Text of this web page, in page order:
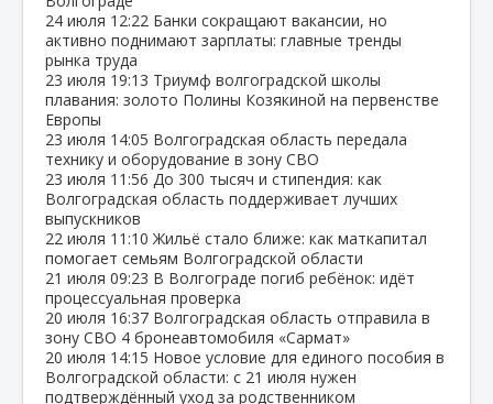
24 июля 12:22 Банки сокращают вакансии, но
активно поднимают зарплаты: главные тренды
рынка труда
23 июля 19:13 Триумф волгоградской школы
плавания: золото Полины Козякиной на первенстве
Европы
23 июля 14:05 Волгоградская область передала
технику и оборудование в зону СВО
23 июля 11:56 До 300 тысяч и стипендия: как
Волгоградская область поддерживает лучших
выпускников
22 июля 11:10 Жильё стало ближе: как маткапитал
помогает семьям Волгоградской области
21 июля 09:23 В Волгограде погиб ребёнок: идёт
процессуальная проверка
20 июля 16:37 Волгоградская область отправила в
зону СВО 4 бронеавтомобиля «Сармат»
20 июля 14:15 Новое условие для единого пособия в
Волгоградской области: с 21 июля нужен
подтверждённый уход за родственником